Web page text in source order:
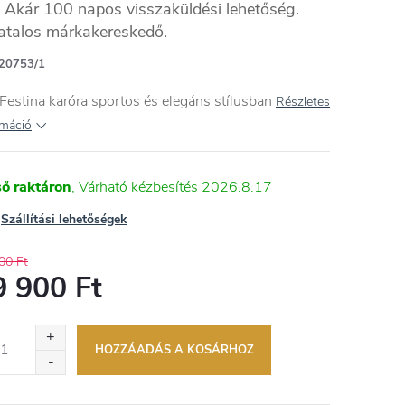
Akár 100 napos visszaküldési lehetőség.
márkakereskedő.
1
karóra sportos és elegáns stílusban Részletes
raktáron 2026.8.17
Szállítási lehetőségek
Ft
900 Ft
HOZZÁADÁS A KOSÁRHOZ